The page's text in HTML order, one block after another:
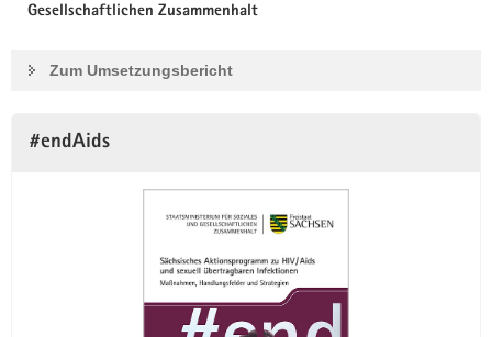
Gesellschaftlichen Zusammenhalt
Zum Umsetzungsbericht
#endAids